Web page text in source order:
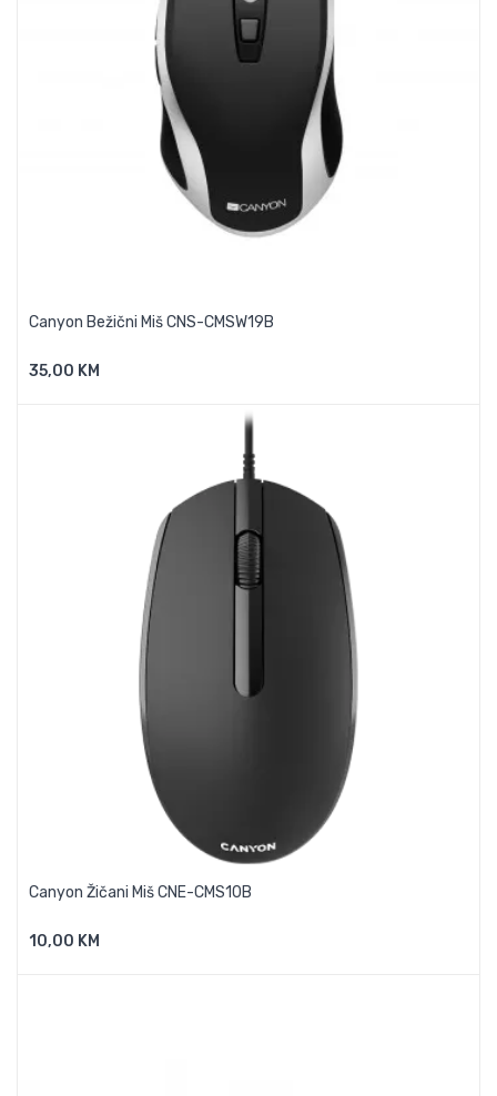
Canyon Bežični Miš CNS-CMSW19B
35,00 KMDodaj U Košaricu
Canyon Žičani Miš CNE-CMS10B
10,00 KMDodaj U Košaricu